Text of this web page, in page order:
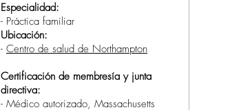
Especialidad:
- Práctica familiar
Ubicación:
- Centro de salud de Northampton
Certificación de membresía y junta
directiva:
- Médico autorizado, Massachusetts